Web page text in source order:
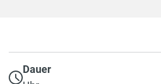
Dauer